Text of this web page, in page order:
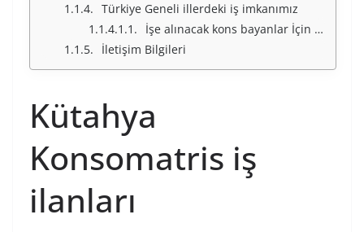
Türkiye Geneli illerdeki iş imkanımız
İşe alınacak kons bayanlar İçin Türkiye Geneli İllerimiz
İletişim Bilgileri
Kütahya
Konsomatris iş
ilanları